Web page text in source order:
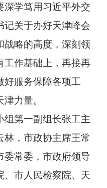
深学笃用习近平外交
记关于办好天津峰会
战略的高度，深刻领
工作基础上，再接再
好服务保障各项工
力量。
组第一副组长张工主
林，市政协主席王常
委常委，市政府领导
、市人民检察院、天